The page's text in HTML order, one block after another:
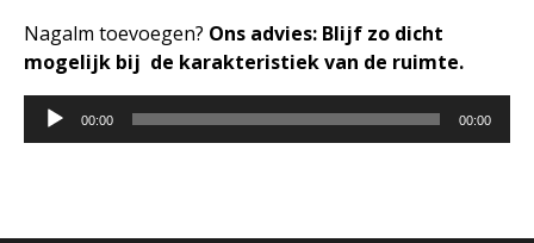
Nagalm toevoegen? Ons advies: Blijf zo dicht
mogelijk bij de karakteristiek van de ruimte.
Audiospeler
00:00 00:00